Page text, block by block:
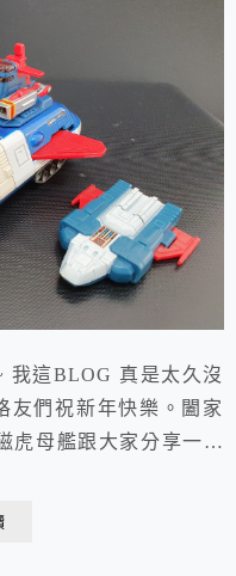
我這BLOG 真是太久沒
友們祝新年快樂。闔家
虎母艦跟大家分享一下